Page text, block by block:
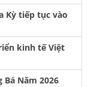
Kỳ tiếp tục vào
kinh tế Việt
Bá Năm 2026